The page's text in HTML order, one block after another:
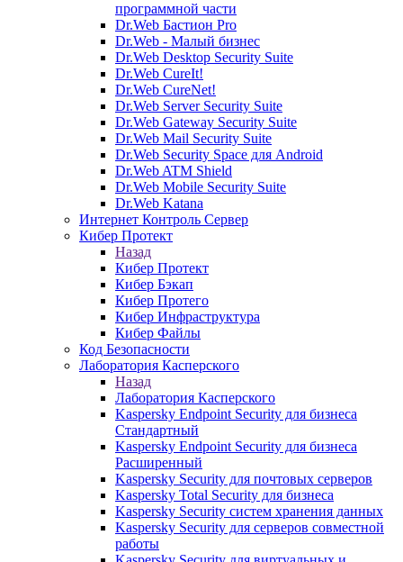
программной части
Dr.Web Бастион Pro
Dr.Web - Малый бизнес
Dr.Web Desktop Security Suite
Dr.Web CureIt!
Dr.Web CureNet!
Dr.Web Server Security Suite
Dr.Web Gateway Security Suite
Dr.Web Mail Security Suite
Dr.Web Security Space для Android
Dr.Web ATM Shield
Dr.Web Mobile Security Suite
Dr.Web Katana
Интернет Контроль Сервер
Кибер Протект
Назад
Кибер Протект
Кибер Бэкап
Кибер Протего
Кибер Инфраструктура
Кибер Файлы
Код Безопасности
Лаборатория Касперского
Назад
Лаборатория Касперского
Kaspersky Endpoint Security для бизнеса
Стандартный
Kaspersky Endpoint Security для бизнеса
Расширенный
Kaspersky Security для почтовых серверов
Kaspersky Total Security для бизнеса
Kaspersky Security систем хранения данных
Kaspersky Security для серверов совместной
работы